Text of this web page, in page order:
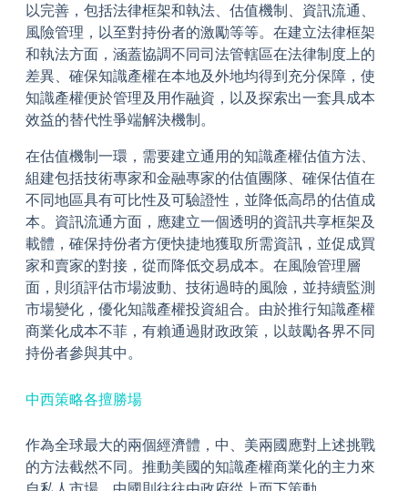
以完善，包括法律框架和執法、估值機制、資訊流通、
風險管理，以至對持份者的激勵等等。在建立法律框架
和執法方面，涵蓋協調不同司法管轄區在法律制度上的
差異、確保知識產權在本地及外地均得到充分保障，使
知識產權便於管理及用作融資，以及探索出一套具成本
效益的替代性爭端解決機制。
在估值機制一環，需要建立通用的知識產權估值方法、
組建包括技術專家和金融專家的估值團隊、確保估值在
不同地區具有可比性及可驗證性，並降低高昂的估值成
本。資訊流通方面，應建立一個透明的資訊共享框架及
載體，確保持份者方便快捷地獲取所需資訊，並促成買
家和賣家的對接，從而降低交易成本。在風險管理層
面，則須評估市場波動、技術過時的風險，並持續監測
市場變化，優化知識產權投資組合。由於推行知識產權
商業化成本不菲，有賴通過財政政策，以鼓勵各界不同
持份者參與其中。
中西策略各擅勝場
作為全球最大的兩個經濟體，中、美兩國應對上述挑戰
的方法截然不同。推動美國的知識產權商業化的主力來